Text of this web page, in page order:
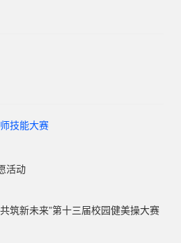
技能大赛
活动
筑新未来”第十三届校园健美操大赛